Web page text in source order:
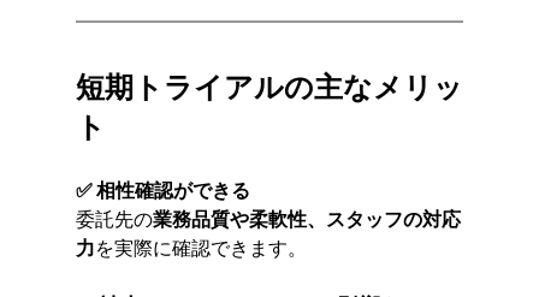
短期トライアルの主なメリッ
ト
✅ 相性確認ができる
委託先の業務品質や柔軟性、スタッフの対応
力を実際に確認できます。